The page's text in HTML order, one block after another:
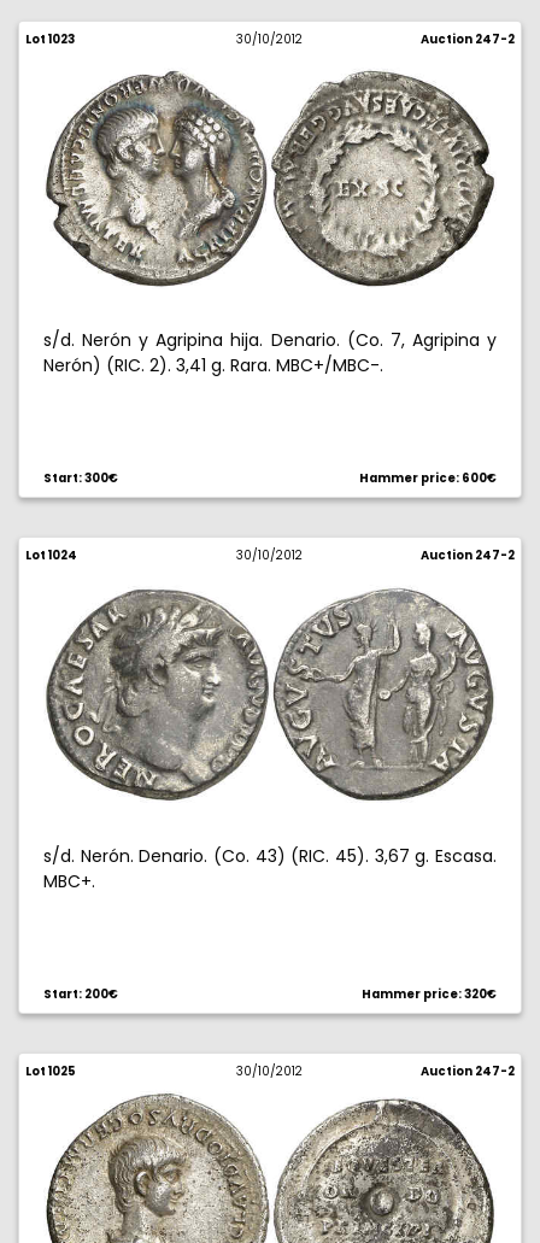
Lot 1023 30/10/2012 Auction 247-2
s/d. Nerón y Agripina hija. Denario. (Co. 7, Agripina y
Nerón) (RIC. 2). 3,41 g. Rara. MBC+/MBC-.
Start: 300€ Hammer price: 600€
Lot 1024 30/10/2012 Auction 247-2
s/d. Nerón. Denario. (Co. 43) (RIC. 45). 3,67 g. Escasa.
MBC+.
Start: 200€ Hammer price: 320€
Lot 1025 30/10/2012 Auction 247-2